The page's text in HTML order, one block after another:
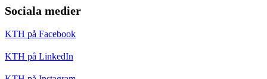
Sociala medier
KTH på Facebook
KTH på LinkedIn